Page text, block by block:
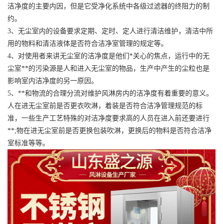
洁净度的主要内因，但是它受净化系统中各级过滤器的终阻力的制
约。
3、无尘室内的设备要求定期、定时、定人进行清洁维护，清洁中所
用的物料和清洁液体是否符合洁净室管理的规定等。
4、对使用者来讲无尘室的洁净度是他们*关心的焦点，运行中的无
尘室**的污染源是人和进入无尘室的物品，生产中产生的尘粒也是
影响室内洁净度的另一原因。
5、**和物流的合理分流对维护风淋房内的洁净度有着重要的意义。
人在进无尘室前是否更衣吹淋，着装是否符合洁净管理规范的标
准，一些生产工艺特殊的对洁净度要求高的人员在进入前还要进行
**;物在进无尘室前是否更换包装吹淋，更换后的物料是否符合洁净
室标准等等。